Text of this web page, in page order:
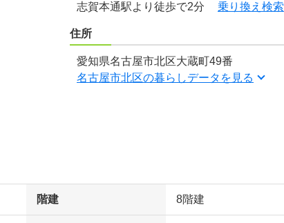
志賀本通駅より徒歩で2分 乗り換え検索
住所
愛知県名古屋市北区大蔵町49番
名古屋市北区の暮らしデータを見る
階建 8階建